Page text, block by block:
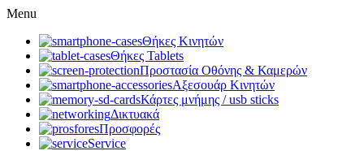
Menu
Θήκες Κινητών
Θήκες Tablets
Προστασία Οθόνης & Καμερών
Αξεσουάρ Κινητών
Κάρτες μνήμης / usb sticks
Δικτυακά
Προσφορές
Service